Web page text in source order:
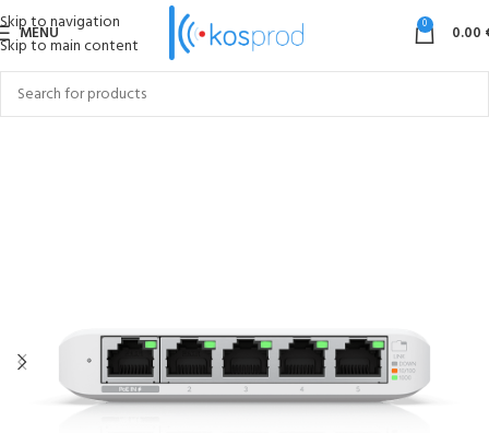
Skip to navigation
Skip to main content
MENU 0 0.00